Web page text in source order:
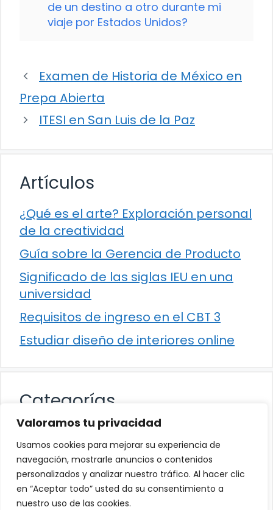
Valoramos tu privacidad
Usamos cookies para mejorar su experiencia de
navegación, mostrarle anuncios o contenidos
personalizados y analizar nuestro tráfico. Al hacer clic
en “Aceptar todo” usted da su consentimiento a
nuestro uso de las cookies.
de un destino a otro durante mi
viaje por Estados Unidos?
Examen de Historia de México en
Prepa Abierta
ITESI en San Luis de la Paz
Artículos
¿Qué es el arte? Exploración personal
de la creatividad
Guía sobre la Gerencia de Producto
Significado de las siglas IEU en una
universidad
Requisitos de ingreso en el CBT 3
Estudiar diseño de interiores online
Categorías
Cultura
Educación
Eventos
Trabajo